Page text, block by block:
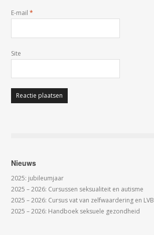
E-mail*
Site
Nieuws
2025: jubileumjaar
2025 – 2026: Cursussen seksualiteit en autisme
2025 – 2026: Cursus vat van zelfwaardering en LVB
2025 – 2026: Handboek seksuele gezondheid